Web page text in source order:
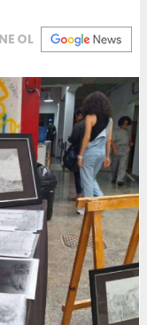
OL